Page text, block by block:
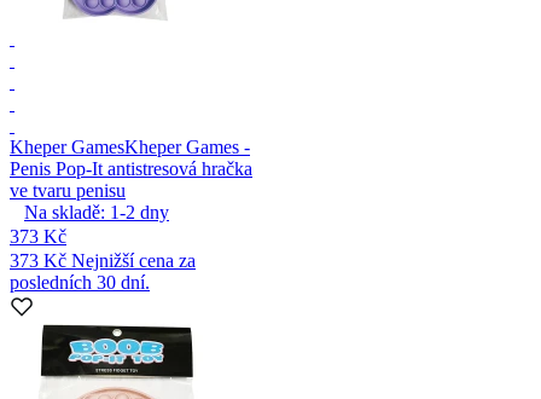
Kheper GamesKheper Games -
Penis Pop-It antistresová hračka
ve tvaru penisu
Na skladě: 1-2 dny
373 Kč
373 Kč Nejnižší cena za
posledních 30 dní.